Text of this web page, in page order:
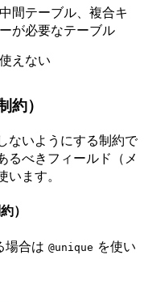
中間テーブル、複合キ
ーが必要なテーブル
使えない
）
ないようにする制約で
るべきフィールド（メ
ます。
）
場合は @unique を使い